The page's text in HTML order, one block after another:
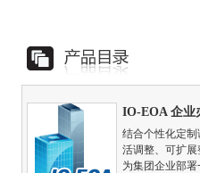
IO-EOA 企业
结合个性化定
活调整、可扩
为集团企业部